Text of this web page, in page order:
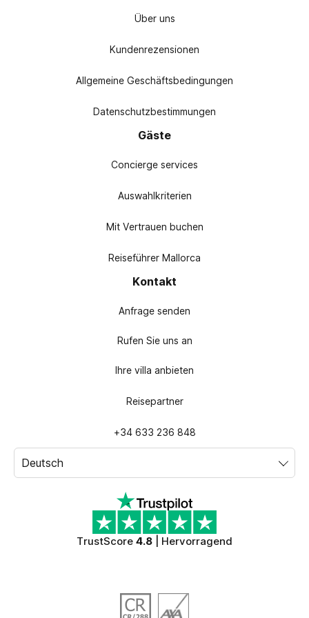
Über uns
Kundenrezensionen
Allgemeine Geschäftsbedingungen
Datenschutzbestimmungen
Gäste
Concierge services
Auswahlkriterien
Mit Vertrauen buchen
Reiseführer Mallorca
Kontakt
Anfrage senden
Rufen Sie uns an
Ihre villa anbieten
Reisepartner
+34 633 236 848
TrustScore 4.8 | Hervorragend